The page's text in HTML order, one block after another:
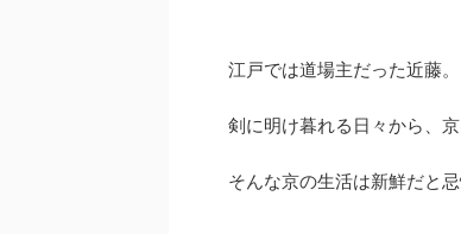
江戸では道場主だった近藤。
剣に明け暮れる日々から、
そんな京の生活は新鮮だと忌